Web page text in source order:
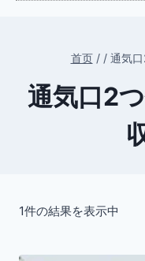
首页 / / 通気
通気口2
1件の結果を表示中